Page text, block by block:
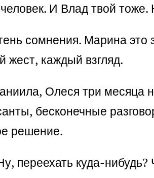
И Влад твой тоже.
сомнения. Марина
жест, каждый взгляд.
Олеся три
бесконечные
решение.
переехать куда-нибудь?